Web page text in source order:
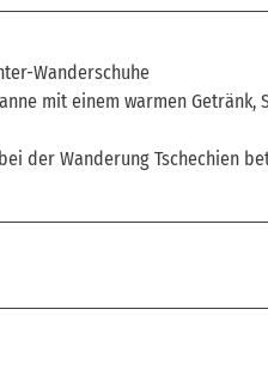
Wanderschuhe
mit einem warmen
der Wanderung Tschechien